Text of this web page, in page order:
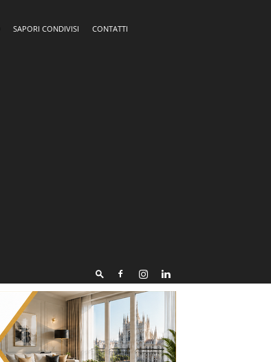
SAPORI CONDIVISI
CONTATTI